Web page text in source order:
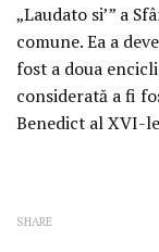
„Laudato si’” a
comune. Ea a
fost a doua
considerată a fi
Benedict al XVI-
SHARE